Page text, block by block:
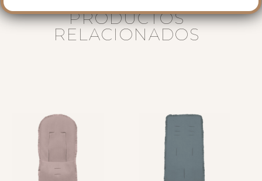
PRODUCTOS
RELACIONADOS